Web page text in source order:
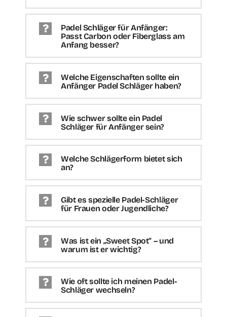
Padel Schläger für Anfänger:
Passt Carbon oder Fiberglass am
Anfang besser?
Welche Eigenschaften sollte ein
Anfänger Padel Schläger haben?
Wie schwer sollte ein Padel
Schläger für Anfänger sein?
Welche Schlägerform bietet sich
an?
Gibt es spezielle Padel-Schläger
für Frauen oder Jugendliche?
Was ist ein „Sweet Spot“ – und
warum ist er wichtig?
Wie oft sollte ich meinen Padel-
Schläger wechseln?